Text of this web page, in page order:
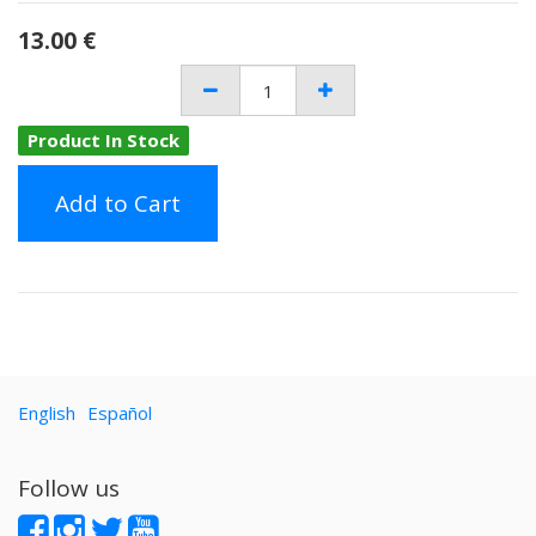
13.00 €
Product In Stock
Add to Cart
English Español
Follow us